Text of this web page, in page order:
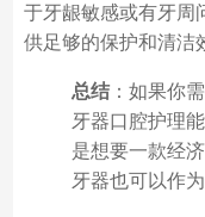
于牙龈敏感或有牙周
供足够的保护和清洁
总结：如果你
牙器口腔护理
是想要一款经
牙器也可以作为